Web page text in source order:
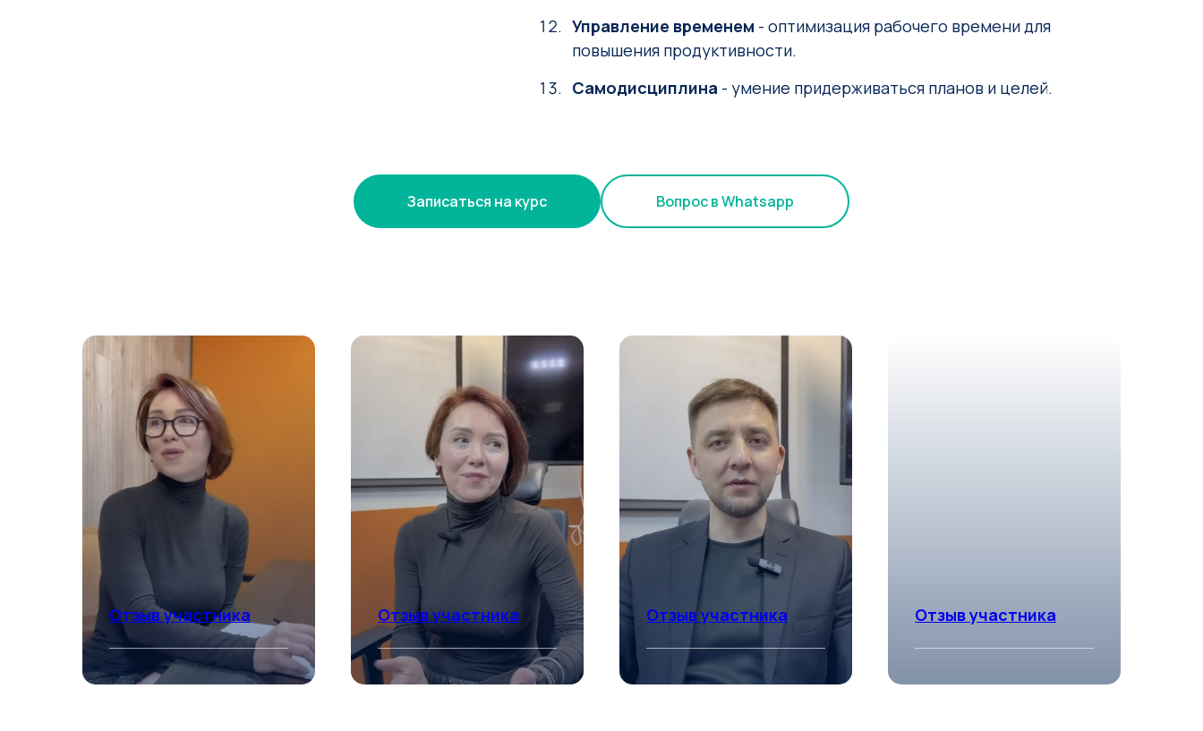
⁠Управление временем - оптимизация рабочего времени для
повышения продуктивности.
Самодисциплина - умение придерживаться планов и целей.
Записаться на курс Вопрос в Whatsapp
Отзыв участника Отзыв участника Отзыв участника Отзыв участника